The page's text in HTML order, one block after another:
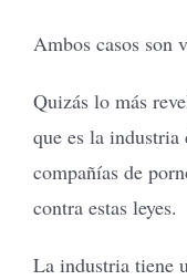
Ambos casos son
Quizás lo más
que es la
compañías de
contra estas leyes.
La industria tiene